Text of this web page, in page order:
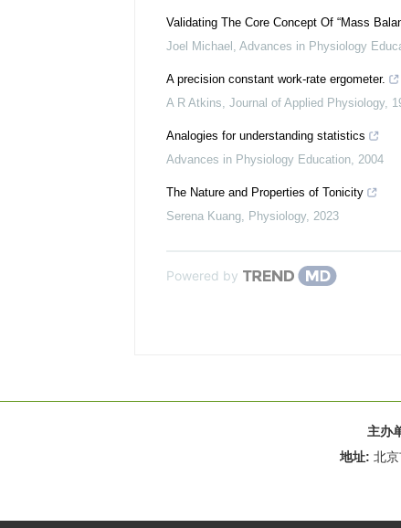
Validating The Core Concept Of “Mass
Joel Michael , Advances in Physiology
A precision constant work-rate ergometer.
A R Atkins, Journal of Applied Physiology,
Analogies for understanding statistics
Advances in Physiology Education, 2004
The Nature and Properties of Tonicity
Serena Kuang, Physiology, 2023
Powered by
主办
地址: 北